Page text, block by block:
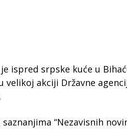
ispred srpske kuće u
velikoj akciji Državne
“Nezavisnih